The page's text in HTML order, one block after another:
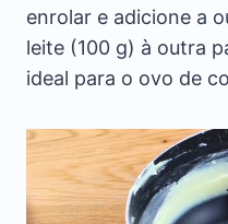
enrolar e adicione a
leite (100 g) à outra
ideal para o ovo de